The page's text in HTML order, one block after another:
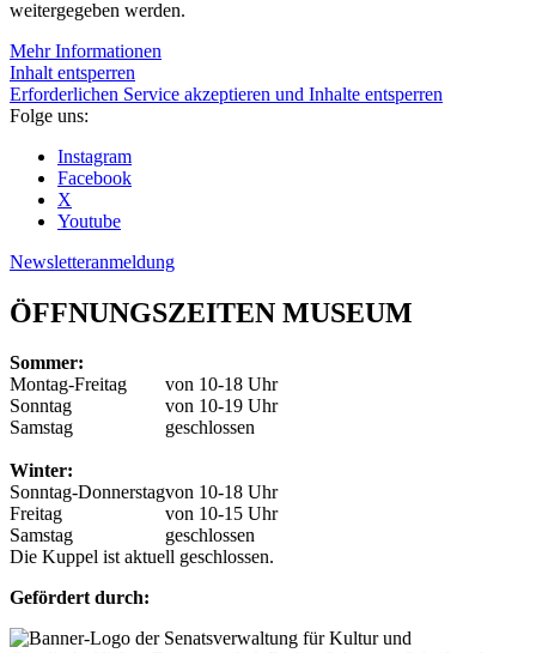
weitergegeben werden.
Mehr Informationen
Inhalt entsperren
Erforderlichen Service akzeptieren und Inhalte entsperren
Folge uns:
Instagram
Facebook
X
Youtube
Newsletteranmeldung
ÖFFNUNGSZEITEN MUSEUM
Sommer:
Montag-Freitag
von 10-18 Uhr
Sonntag
von 10-19 Uhr
Samstag
geschlossen
Winter:
Sonntag-Donnerstagvon 10-18 Uhr
Freitag
von 10-15 Uhr
Samstag
geschlossen
Die Kuppel ist aktuell geschlossen.
Gefördert durch: